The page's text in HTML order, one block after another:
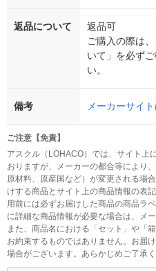
返品について
返品可
ご購入の際は
いて」を必ず
い。
備考 メーカーサイ
ご注意【免責】
アスクル（LOHACO）では、サイト上
おりますが、メーカーの都合等により
原材料、原産国など）が変更される場
けする商品とサイト上の商品情報の表
用前には必ずお届けした商品の商品ラ
に詳細な商品情報が必要な場合は、メ
また、商品名における「セット」や「
お約束するものではありません。お届
場合がございます。あらかじめご了承く